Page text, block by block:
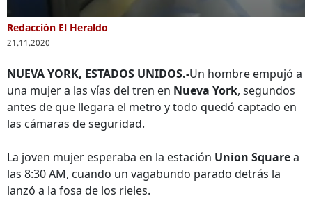
Redacción El Heraldo
21.11.2020
NUEVA YORK, ESTADOS UNIDOS.-Un hombre empujó a
una mujer a las vías del tren en Nueva York, segundos
antes de que llegara el metro y todo quedó captado en
las cámaras de seguridad.
La joven mujer esperaba en la estación Union Squarea
las 8:30 AM, cuando un vagabundo parado detrás la
lanzó a la fosa de los rieles.